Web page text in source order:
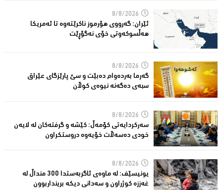
8/8/2026
ئێران: گەرووی هۆرموز ناكرێتەوە تا ئەمریكا
هەڵسوكەوتی خۆی نەگۆڕێت
8/8/2026
گەرما بەردەوام دەبێت و سێ پارێزگای عێراق
سبەی دەگەنە نیوەی كوڵان
8/8/2026
سەركردایەتی كۆمەڵ: كێشە و گرفتەكان لە لایەن
خودی دەسەڵات خۆیەوە دروستكراون
8/8/2026
یونیسێف: لە ماوەی ئاگربەستدا 300 منداڵ لە
غەززە كوژراون و سەدانی دیكە برینداربوون